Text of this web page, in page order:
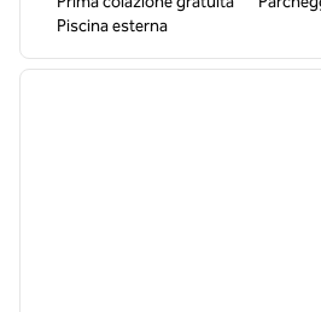
Piscina esterna
1 di 11